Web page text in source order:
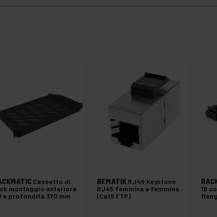
Cassetto di
montaggio anteriore
e profondità 370 mm
BEMATIK RJ45 Keystone
RJ45 femmina a femmina
(Cat6 FTP)
19